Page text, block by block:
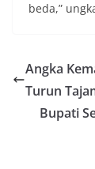
beda,”
Angka
Turun
Bupati